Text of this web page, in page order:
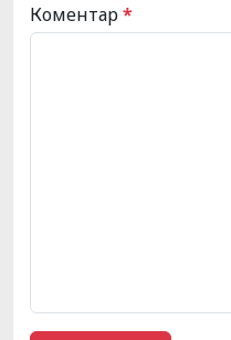
Коментар*